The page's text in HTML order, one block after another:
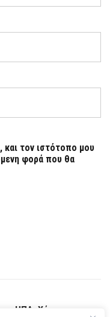
τον ιστότοπο μου
φορά που θα
ΗΠΑ: Χάκερ